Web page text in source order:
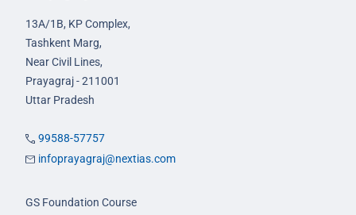
13A/1B, KP Complex,
Tashkent Marg,
Near Civil Lines,
Prayagraj - 211001
Uttar Pradesh
99588-57757
infoprayagraj@nextias.com
GS Foundation Course